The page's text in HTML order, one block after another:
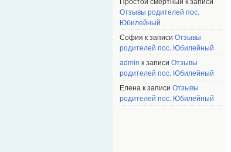
Отзывы родителей пос.
Юбилейный
София к записи Отзывы
родителей пос. Юбилейный
admin к записи Отзывы
родителей пос. Юбилейный
Елена к записи Отзывы
родителей пос. Юбилейный